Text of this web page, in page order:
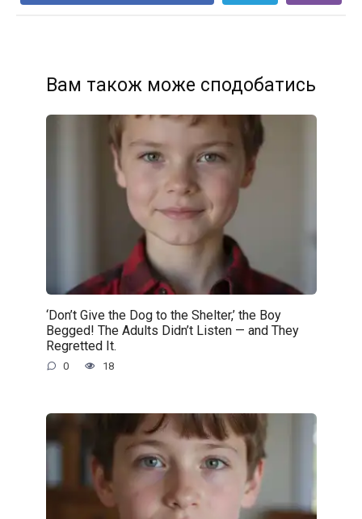
Вам також може сподобатись
‘Don’t Give the Dog to the Shelter,’ the Boy
Begged! The Adults Didn’t Listen — and They
Regretted It.
0 18